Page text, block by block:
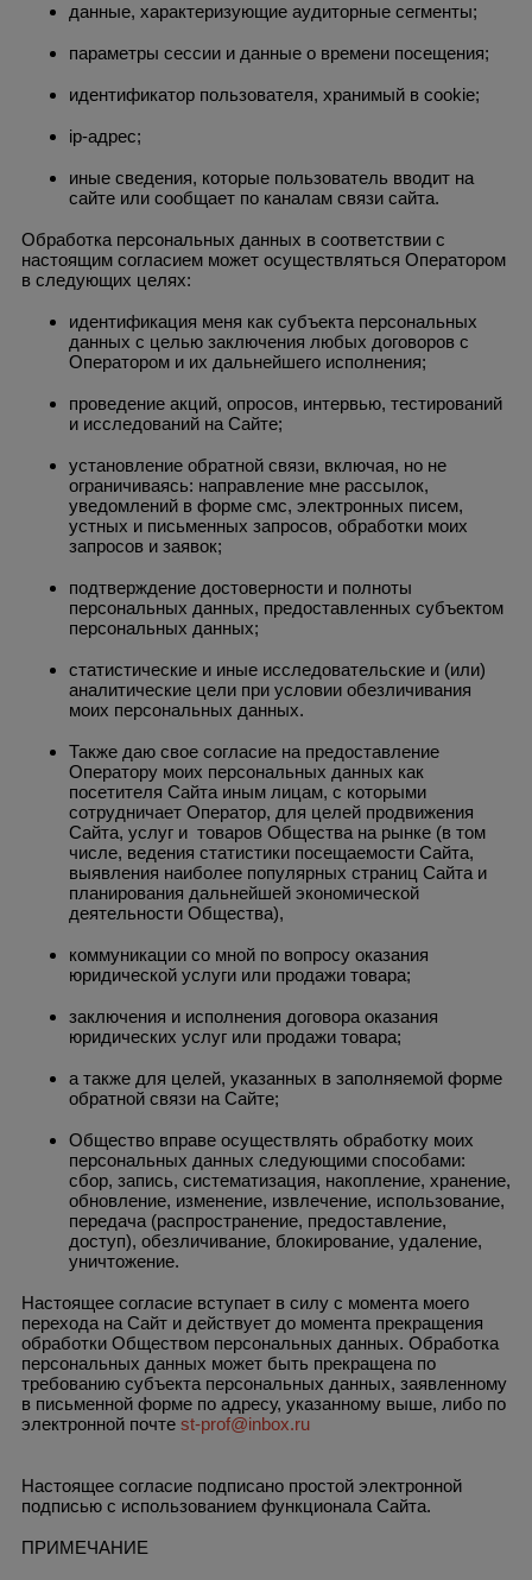
данные, характеризующие аудиторные сегменты;
параметры сессии и данные о времени посещения;
идентификатор пользователя, хранимый в cookie;
ip-адрес;
иные сведения, которые пользователь вводит на
сайте или сообщает по каналам связи сайта.
Обработка персональных данных в соответствии с
настоящим согласием может осуществляться Оператором
в следующих целях:
идентификация меня как субъекта персональных
данных с целью заключения любых договоров с
Оператором и их дальнейшего исполнения;
проведение акций, опросов, интервью, тестирований
и исследований на Сайте;
установление обратной связи, включая, но не
ограничиваясь: направление мне рассылок,
уведомлений в форме смс, электронных писем,
устных и письменных запросов, обработки моих
запросов и заявок;
подтверждение достоверности и полноты
персональных данных, предоставленных субъектом
персональных данных;
статистические и иные исследовательские и (или)
аналитические цели при условии обезличивания
моих персональных данных.
Также даю свое согласие на предоставление
Оператору моих персональных данных как
посетителя Сайта иным лицам, с которыми
сотрудничает Оператор, для целей продвижения
Сайта, услуг и товаров Общества на рынке (в том
числе, ведения статистики посещаемости Сайта,
выявления наиболее популярных страниц Сайта и
планирования дальнейшей экономической
деятельности Общества),
коммуникации со мной по вопросу оказания
юридической услуги или продажи товара;
заключения и исполнения договора оказания
юридических услуг или продажи товара;
а также для целей, указанных в заполняемой форме
обратной связи на Сайте;
Общество вправе осуществлять обработку моих
персональных данных следующими способами:
сбор, запись, систематизация, накопление, хранение,
обновление, изменение, извлечение, использование,
передача (распространение, предоставление,
доступ), обезличивание, блокирование, удаление,
уничтожение.
Настоящее согласие вступает в силу с момента моего
перехода на Сайт и действует до момента прекращения
обработки Обществом персональных данных. Обработка
персональных данных может быть прекращена по
требованию субъекта персональных данных, заявленному
в письменной форме по адресу, указанному выше, либо по
электронной почте st-prof@inbox.ru
Настоящее согласие подписано простой электронной
подписью с использованием функционала Сайта.
ПРИМЕЧАНИЕ